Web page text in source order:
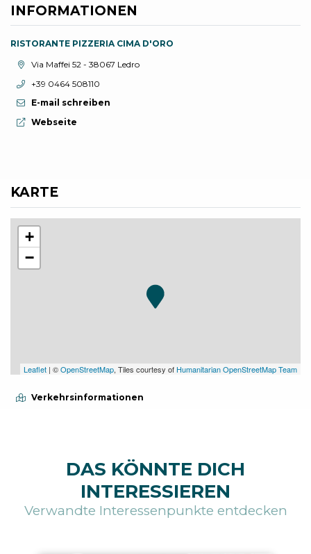
INFORMATIONEN
RISTORANTE PIZZERIA CIMA D'ORO
aria.location:
Via Maffei 52 - 38067 Ledro
aria.phone:
+39 0464 508110
E-mail schreiben
aria.website:
Webseite
KARTE
+
−
Leaflet | ©OpenStreetMap, Tiles courtesy of Humanitarian OpenStreetMap Team
Verkehrsinformationen
DAS KÖNNTE DICH
INTERESSIEREN
Verwandte Interessenpunkte entdecken